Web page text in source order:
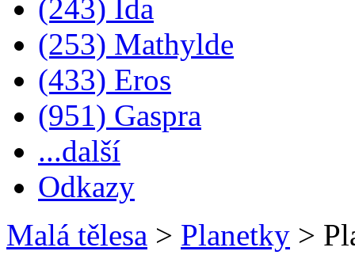
(243) Ida
(253) Mathylde
(433) Eros
(951) Gaspra
...další
Odkazy
Malá tělesa > Planetky >